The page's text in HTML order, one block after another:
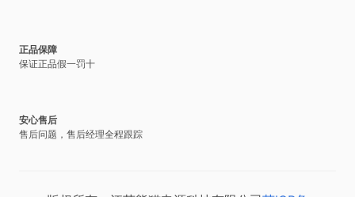
正品保障
保证正品假一罚十
安心售后
售后问题，售后经理全程跟踪